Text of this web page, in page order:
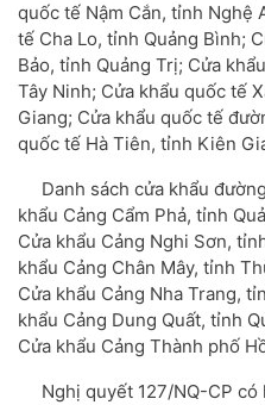
quốc tế Nậm Cắn, tỉnh Nghệ
tế Cha Lo, tỉnh Quảng Bình;
Bảo, tỉnh Quảng Trị; Cửa
Tây Ninh; Cửa khẩu quốc tế
Giang; Cửa khẩu quốc tế
quốc tế Hà Tiên, tỉnh Kiên
Danh sách cửa khẩu
khẩu Cảng Cẩm Phả, tỉnh
Cửa khẩu Cảng Nghi Sơn,
khẩu Cảng Chân Mây, tỉnh
Cửa khẩu Cảng Nha Trang,
khẩu Cảng Dung Quất, tỉnh
Cửa khẩu Cảng Thành phố
Nghị quyết 127/NQ-CP có